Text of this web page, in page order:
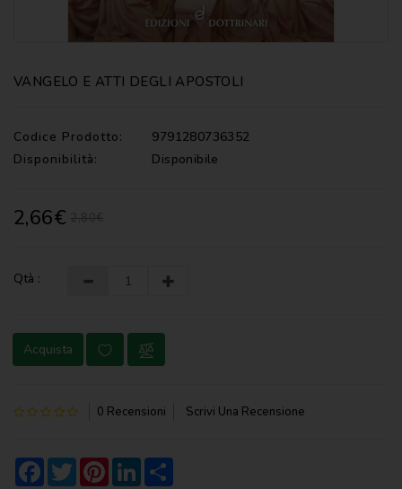
SCRITTURA
MEDITAZIONE
E
NOVENA
PERGAMENE
PREGHIERE
PARROCCHIALI
VANGELO E ATTI DEGLI APOSTOLI
Codice Prodotto:
9791280736352
Disponibilità:
Disponibile
2,66€
Qtà :
Acquista
0 Recensioni Scrivi Una Recensione
FacebookTwitterPinterestLinkedIn